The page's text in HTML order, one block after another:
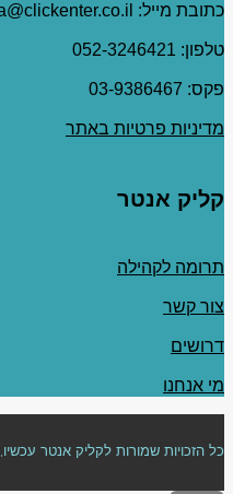
כתובת מייל: hadracha@clickenter.co.il
טלפון: 052-3246421
פקס: 03-9386467
מדיניות פרטיות באתר
קליק אנטר
תרומה לקהילה
צור קשר
דרושים
מי אנחנו
כל הזכויות שמורות לקליק אנטר עכשיו, 2017